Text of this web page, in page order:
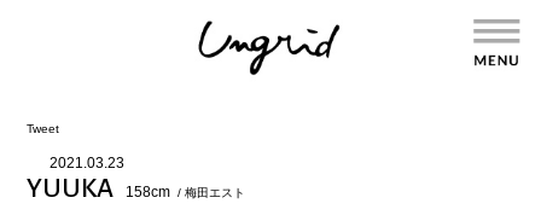
Tweet
2021.03.23
YUUKA 158cm / 梅田エスト